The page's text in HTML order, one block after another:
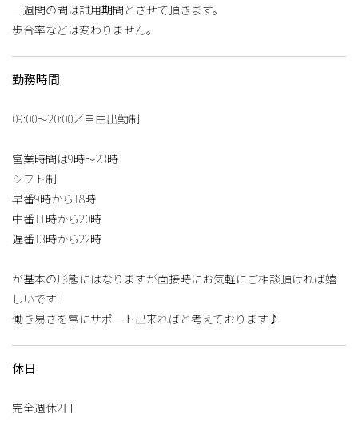
一週間の間は試用期間とさせて頂きます。
歩合率などは変わりません。
勤務時間
09:00〜20:00／自由出勤制
営業時間は9時〜23時
シフト制
早番9時から18時
中番11時から20時
遅番13時から22時
が基本の形態にはなりますが面接時にお気軽にご相談頂ければ嬉
しいです!
働き易さを常にサポート出来ればと考えております♪
休日
完全週休2日